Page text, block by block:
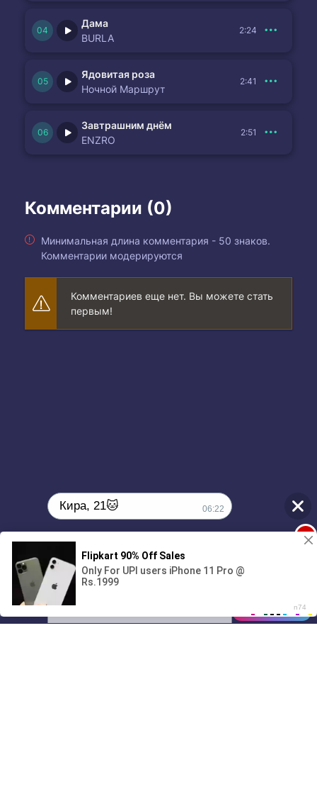
Дама
BURLA
2:24
Ядовитая роза
Ночной Маршрут
2:41
Завтрашним днём
ENZRO
2:51
Комментарии (0)
Минимальная длина комментария - 50 знаков.
Комментарии модерируются
Комментариев еще нет. Вы можете стать
первым!
01/07
00:00
Кира, 21🐱 06:22
Поиграешь со мной? 💖🐾
1